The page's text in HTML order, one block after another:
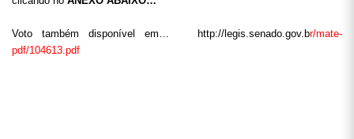
Voto também disponível em… http://legis.senado.gov.br/mate-
pdf/104613.pdf